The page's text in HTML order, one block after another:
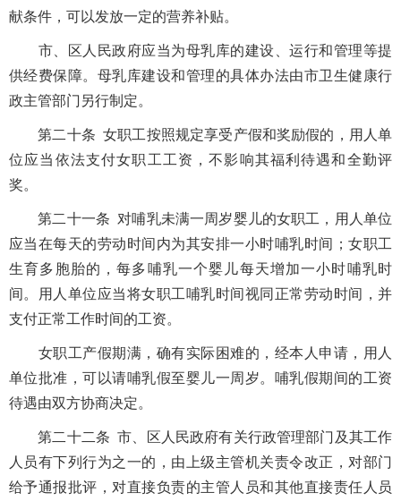
献条件，可以发放一定的营养补贴。
市、区人民政府应当为母乳库的建设、运行和管理等提
供经费保障。母乳库建设和管理的具体办法由市卫生健康行
政主管部门另行制定。
第二十条 女职工按照规定享受产假和奖励假的，用人单
位应当依法支付女职工工资，不影响其福利待遇和全勤评
奖。
第二十一条 对哺乳未满一周岁婴儿的女职工，用人单位
应当在每天的劳动时间内为其安排一小时哺乳时间；女职工
生育多胞胎的，每多哺乳一个婴儿每天增加一小时哺乳时
间。用人单位应当将女职工哺乳时间视同正常劳动时间，并
支付正常工作时间的工资。
女职工产假期满，确有实际困难的，经本人申请，用人
单位批准，可以请哺乳假至婴儿一周岁。哺乳假期间的工资
待遇由双方协商决定。
第二十二条 市、区人民政府有关行政管理部门及其工作
人员有下列行为之一的，由上级主管机关责令改正，对部门
给予通报批评，对直接负责的主管人员和其他直接责任人员